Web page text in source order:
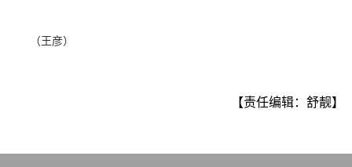
（王彦）
【责任编辑：舒靓】